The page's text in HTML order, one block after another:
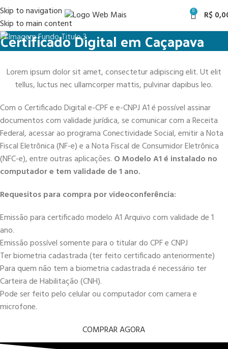
Skip to navigation
Skip to main content
0 R$
Certificado Digital em Caçapava
Lorem ipsum dolor sit amet, consectetur adipiscing elit. Ut elit
tellus, luctus nec ullamcorper mattis, pulvinar dapibus leo.
Com o Certificado Digital e-CPF e e-CNPJ A1 é possível assinar
documentos com validade jurídica, se comunicar com a Receita
Federal, acessar ao programa Conectividade Social, emitir a Nota
Fiscal Eletrônica (NF-e) e a Nota Fiscal de Consumidor Eletrônica
(NFC-e), entre outras aplicações. O Modelo A1 é instalado no
computador e tem validade de 1 ano.
Requesitos para compra por videoconferência:
Emissão para certificado modelo A1 Arquivo com validade de 1
ano.
Emissão possível somente para o titular do CPF e CNPJ
Ter biometria cadastrada (ter feito certificado anteriormente)
Para quem não tem a biometria cadastrada é necessário ter
Carteira de Habilitação (CNH).
Pode ser feito pelo celular ou computador com camera e
microfone.
COMPRAR AGORA